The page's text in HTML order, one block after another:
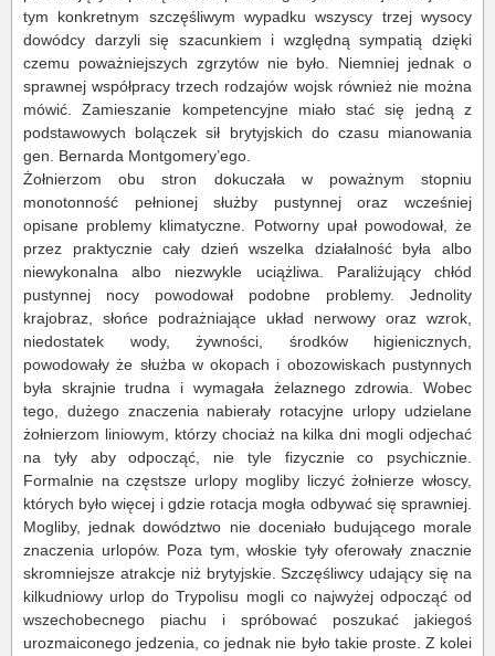
tym konkretnym szczęśliwym wypadku wszyscy trzej wysocy
dowódcy darzyli się szacunkiem i względną sympatią dzięki
czemu poważniejszych zgrzytów nie było. Niemniej jednak o
sprawnej współpracy trzech rodzajów wojsk również nie można
mówić. Zamieszanie kompetencyjne miało stać się jedną z
podstawowych bolączek sił brytyjskich do czasu mianowania
gen. Bernarda Montgomery’ego.
Żołnierzom obu stron dokuczała w poważnym stopniu
monotonność pełnionej służby pustynnej oraz wcześniej
opisane problemy klimatyczne. Potworny upał powodował, że
przez praktycznie cały dzień wszelka działalność była albo
niewykonalna albo niezwykle uciążliwa. Paraliżujący chłód
pustynnej nocy powodował podobne problemy. Jednolity
krajobraz, słońce podrażniające układ nerwowy oraz wzrok,
niedostatek wody, żywności, środków higienicznych,
powodowały że służba w okopach i obozowiskach pustynnych
była skrajnie trudna i wymagała żelaznego zdrowia. Wobec
tego, dużego znaczenia nabierały rotacyjne urlopy udzielane
żołnierzom liniowym, którzy chociaż na kilka dni mogli odjechać
na tyły aby odpocząć, nie tyle fizycznie co psychicznie.
Formalnie na częstsze urlopy mogliby liczyć żołnierze włoscy,
których było więcej i gdzie rotacja mogła odbywać się sprawniej.
Mogliby, jednak dowództwo nie doceniało budującego morale
znaczenia urlopów. Poza tym, włoskie tyły oferowały znacznie
skromniejsze atrakcje niż brytyjskie. Szczęśliwcy udający się na
kilkudniowy urlop do Trypolisu mogli co najwyżej odpocząć od
wszechobecnego piachu i spróbować poszukać jakiegoś
urozmaiconego jedzenia, co jednak nie było takie proste. Z kolei